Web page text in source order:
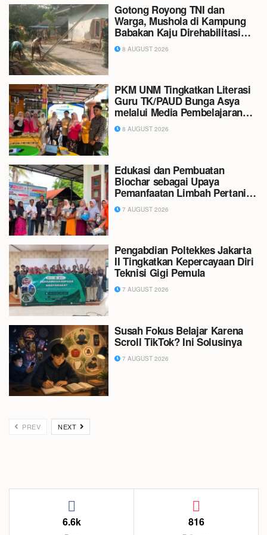
Gotong Royong TNI dan
Warga, Mushola di Kampung
Babakan Kaju Direhabilitasi
Lewat TMMD ke-129
8 AUGUST 2026
PKM UNM Tingkatkan Literasi
Guru TK/PAUD Bunga Asya
melalui Media Pembelajaran
Matematika Digital
8 AUGUST 2026
Edukasi dan Pembuatan
Biochar sebagai Upaya
Pemanfaatan Limbah Pertanian
di Gampong Sambongan Baro
7 AUGUST 2026
Pengabdian Poltekkes Jakarta
II Tingkatkan Kepercayaan Diri
Teknisi Gigi Pemula
7 AUGUST 2026
Susah Fokus Belajar Karena
Scroll TikTok? Ini Solusinya
7 AUGUST 2026
PREV NEXT
6.6k 816